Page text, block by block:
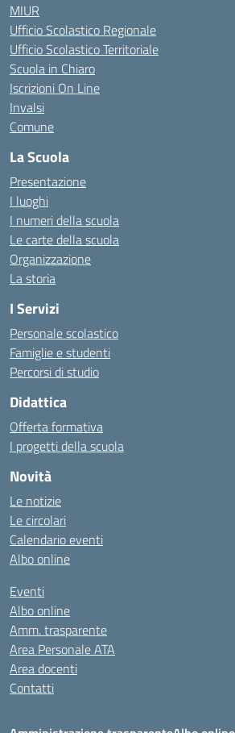
MIUR
Ufficio Scolastico Regionale
Ufficio Scolastico Territoriale
Scuola in Chiaro
Iscrizioni On Line
Invalsi
Comune
La Scuola
Presentazione
I luoghi
I numeri della scuola
Le carte della scuola
Organizzazione
La storia
I Servizi
Personale scolastico
Famiglie e studenti
Percorsi di studio
Didattica
Offerta formativa
I progetti della scuola
Novità
Le notizie
Le circolari
Calendario eventi
Albo online
Eventi
Albo online
Amm. trasparente
Area Personale ATA
Area docenti
Contatti